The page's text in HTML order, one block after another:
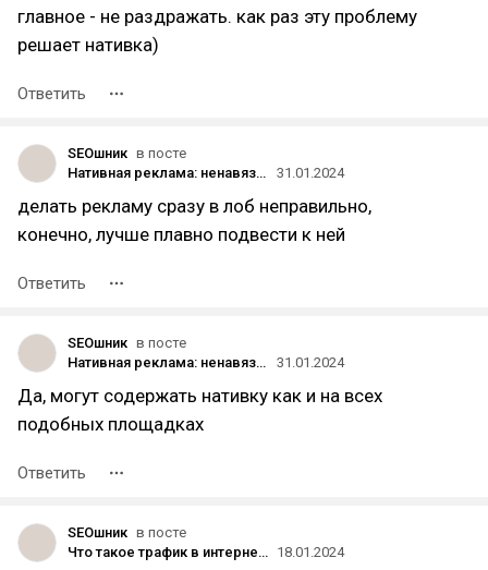
главное - не раздражать. как раз эту проблему
решает нативка)
Ответить
SEOшник в посте
Нативная реклама: ненавязчивое продвижение, которое нравится пользователям
31.01.2024
делать рекламу сразу в лоб неправильно,
конечно, лучше плавно подвести к ней
Ответить
SEOшник в посте
Нативная реклама: ненавязчивое продвижение, которое нравится пользователям
31.01.2024
Да, могут содержать нативку как и на всех
подобных площадках
Ответить
SEOшник в посте
Что такое трафик в интернете: как его привлекать и монетизировать 18.01.2024